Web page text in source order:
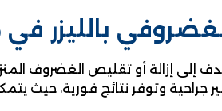
الغضروفي بالليزر
إلى إزالة أو تقليص الغضروف
جراحية وتوفر نتائج فورية،